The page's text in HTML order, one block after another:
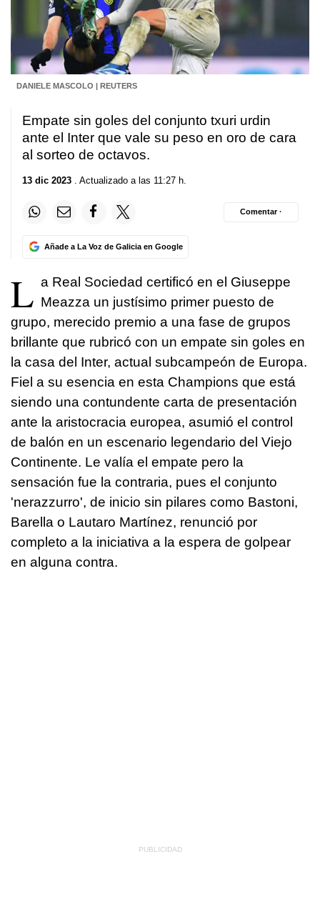
DANIELE MASCOLO | REUTERS
Empate sin goles del conjunto txuri urdin
ante el Inter que vale su peso en oro de cara
al sorteo de octavos.
13 dic 2023 . Actualizado a las 11:27 h.
Añade a La Voz de Galicia en Google
Comentar ·
L a Real Sociedad certificó en el Giuseppe
Meazza un justísimo primer puesto de
grupo, merecido premio a una fase de grupos
brillante que rubricó con un empate sin goles en
la casa del Inter, actual subcampeón de Europa.
Fiel a su esencia en esta Champions que está
siendo una contundente carta de presentación
ante la aristocracia europea, asumió el control
de balón en un escenario legendario del Viejo
Continente. Le valía el empate pero la
sensación fue la contraria, pues el conjunto
'nerazzurro', de inicio sin pilares como Bastoni,
Barella o Lautaro Martínez, renunció por
completo a la iniciativa a la espera de golpear
en alguna contra.